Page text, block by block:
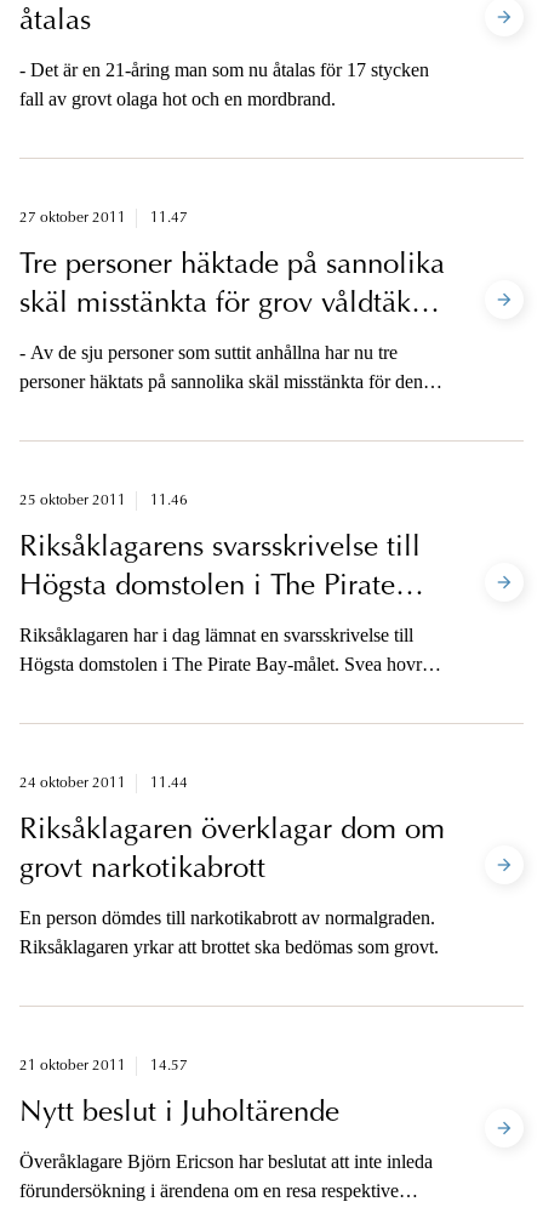
åtalas
- Det är en 21-åring man som nu åtalas för 17 stycken
fall av grovt olaga hot och en mordbrand.
27 oktober 2011 11.47
Tre personer häktade på sannolika
skäl misstänkta för grov våldtäkt i
Södertälje
- Av de sju personer som suttit anhållna har nu tre
personer häktats på sannolika skäl misstänkta för den
Sannolika skäl betyder att misstankarna är starka.
25 oktober 2011 11.46
Riksåklagarens svarsskrivelse till
Högsta domstolen i The Pirate
Bay-målet
Riksåklagaren har i dag lämnat en svarsskrivelse till
Högsta domstolen i The Pirate Bay-målet. Svea hovrätt
bakom fildelningstjänsten The Pirate Bay för medhjälp
24 oktober 2011 11.44
Riksåklagaren överklagar dom om
grovt narkotikabrott
En person dömdes till narkotikabrott av normalgraden.
Riksåklagaren yrkar att brottet ska bedömas som grovt.
21 oktober 2011 14.57
Nytt beslut i Juholtärende
Överåklagare Björn Ericson har beslutat att inte inleda
förundersökning i ärendena om en resa respektive